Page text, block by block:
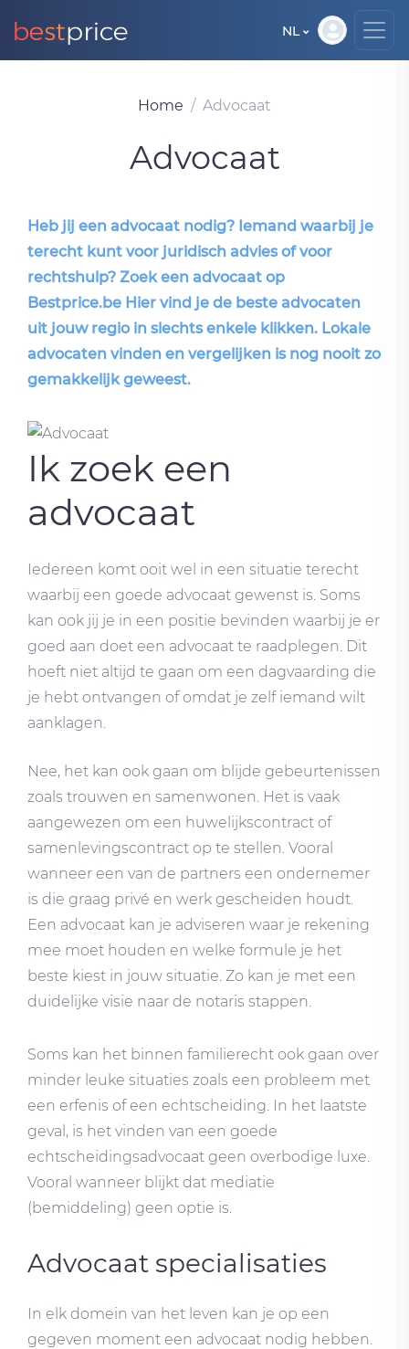
NL
Home Advocaat
Advocaat
Heb jij een advocaat nodig? Iemand waarbij je
terecht kunt voor juridisch advies of voor
rechtshulp? Zoek een advocaat op
Bestprice.be Hier vind je de beste advocaten
uit jouw regio in slechts enkele klikken. Lokale
advocaten vinden en vergelijken is nog nooit zo
gemakkelijk geweest.
Ik zoek een
advocaat
Iedereen komt ooit wel in een situatie terecht
waarbij een goede advocaat gewenst is. Soms
kan ook jij je in een positie bevinden waarbij je er
goed aan doet een advocaat te raadplegen. Dit
hoeft niet altijd te gaan om een dagvaarding die
je hebt ontvangen of omdat je zelf iemand wilt
aanklagen.
Nee, het kan ook gaan om blijde gebeurtenissen
zoals trouwen en samenwonen. Het is vaak
aangewezen om een huwelijkscontract of
samenlevingscontract op te stellen. Vooral
wanneer een van de partners een ondernemer
is die graag privé en werk gescheiden houdt.
Een advocaat kan je adviseren waar je rekening
mee moet houden en welke formule je het
beste kiest in jouw situatie. Zo kan je met een
duidelijke visie naar de notaris stappen.
Soms kan het binnen familierecht ook gaan over
minder leuke situaties zoals een probleem met
een erfenis of een echtscheiding. In het laatste
geval, is het vinden van een goede
echtscheidingsadvocaat geen overbodige luxe.
Vooral wanneer blijkt dat mediatie
(bemiddeling) geen optie is.
Advocaat specialisaties
In elk domein van het leven kan je op een
gegeven moment een advocaat nodig hebben.